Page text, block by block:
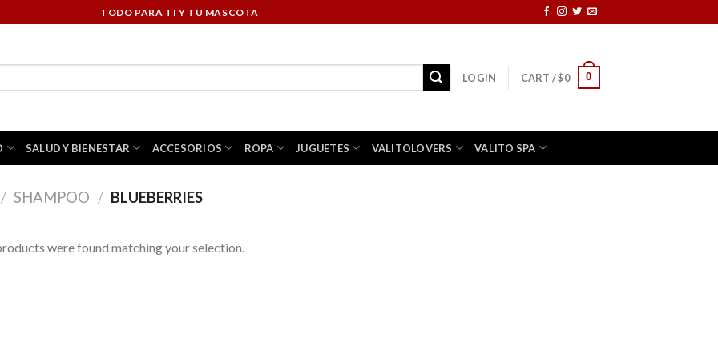
TODO PARA TI Y TU MASCOTA
LOGIN CART /$0 0
SALUD Y BIENESTAR ACCESORIOS ROPA JUGUETES VALITOLOVERS VALITO SPA
/ SHAMPOO / BLUEBERRIES
were found matching your selection.